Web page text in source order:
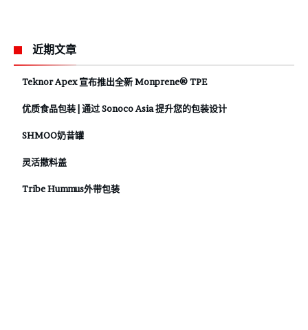
近期文章
Teknor Apex 宣布推出全新 Monprene® TPE
优质食品包装 | 通过 Sonoco Asia 提升您的包装设计
SHMOO奶昔罐
灵活撒料盖
Tribe Hummus外带包装